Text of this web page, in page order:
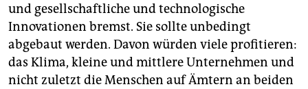
und gesellschaftliche und technologische
Innovationen bremst. Sie sollte unbedingt
abgebaut werden. Davon würden viele profitieren:
das Klima, kleine und mittlere Unternehmen und
nicht zuletzt die Menschen auf Ämtern an beiden